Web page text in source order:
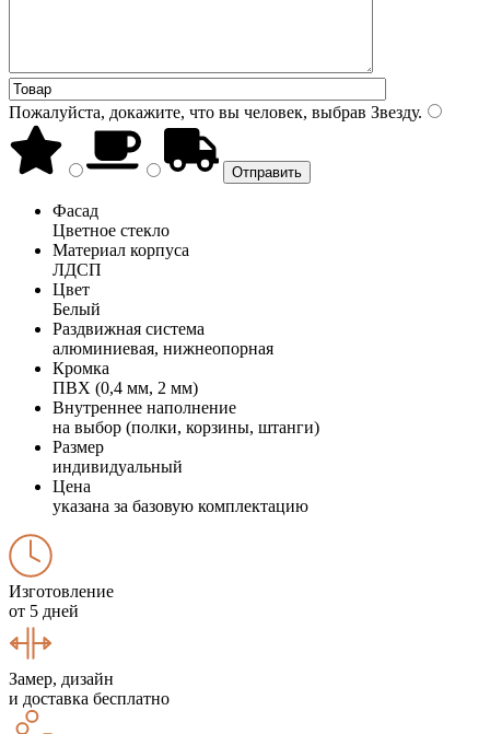
Пожалуйста, докажите, что вы человек, выбрав Звезду.
Фасад
Цветное стекло
Материал корпуса
ЛДСП
Цвет
Белый
Раздвижная система
алюминиевая, нижнеопорная
Кромка
ПВХ (0,4 мм, 2 мм)
Внутреннее наполнение
на выбор (полки, корзины, штанги)
Размер
индивидуальный
Цена
указана за базовую комплектацию
Изготовление
от 5 дней
Замер, дизайн
и доставка бесплатно